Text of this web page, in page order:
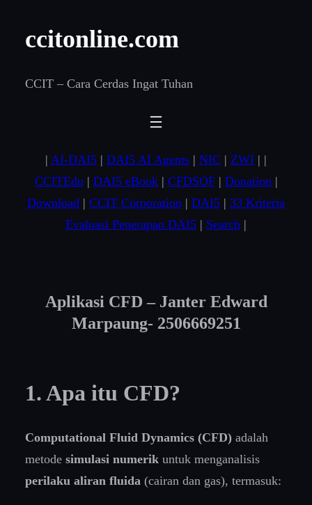
ccitonline.com
CCIT – Cara Cerdas Ingat Tuhan
| AI-DAI5 | DAI5 AI Agents | NIC | ZWI | |
CCITEdu| DAI5 eBook| CFDSOF| Donation|
Download | CCIT Corporation | DAI5 | 33 Kriteria
Evaluasi Penerapan DAI5 | Search |
Aplikasi CFD – Janter Edward
Marpaung- 2506669251
1. Apa itu CFD?
Computational Fluid Dynamics (CFD) adalah
metode simulasi numerik untuk menganalisis
perilaku aliran fluida (cairan dan gas), termasuk: